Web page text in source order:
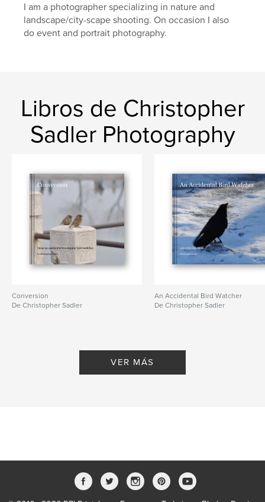
I am a photographer specializing in nature and
landscape/city-scape shooting. On occasion I also
do event and portrait photography.
Libros de Christopher
Sadler Photography
Conversion
De Christopher Sadler
An Accidental Bird Watcher
De Christopher Sadler
VER MÁS